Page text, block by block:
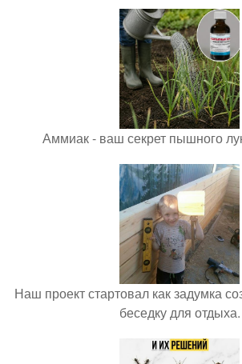
Аммиак - ваш секрет пышного
Наш проект стартовал как задумка
беседку для отдыха.